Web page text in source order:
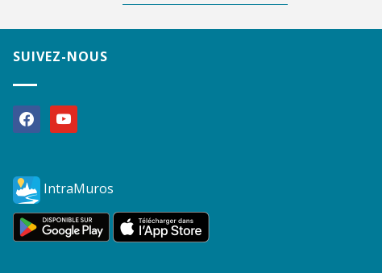
SUIVEZ-NOUS
facebookyoutube
IntraMuros